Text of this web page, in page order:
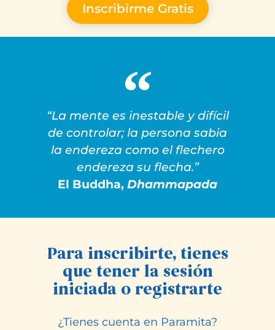
Inscribirme Gratis
“La mente es inestable y difícil
de controlar; la persona sabia
la endereza como el flechero
endereza su flecha.”
El Buddha, Dhammapada
Para inscribirte, tienes
que tener la sesión
iniciada o registrarte
¿Tienes cuenta en Paramita?